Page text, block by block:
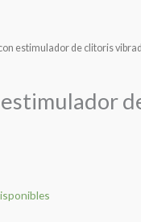
estimulador de clitoris